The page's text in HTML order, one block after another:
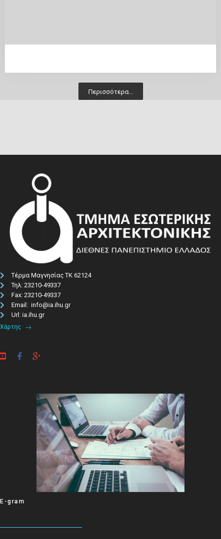
Περισσότερα...
Τέρμα Μαγνησίας ΤΚ 62124
Τηλ: 23210-49337​
Fax: 23210-49337
Email: info@ia.ihu.gr
Url: ia.ihu.gr
Χάρτης
E-gram